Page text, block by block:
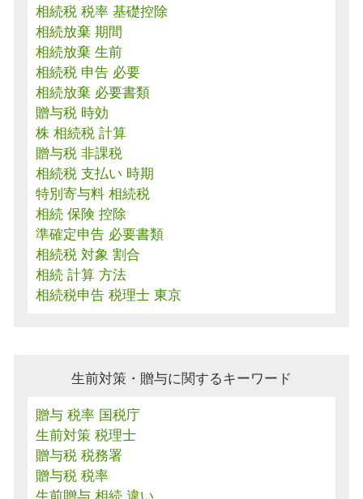
相続税 税率 基礎控除
相続放棄 期間
相続放棄 生前
相続税 申告 必要
相続放棄 必要書類
贈与税 時効
株 相続税 計算
贈与税 非課税
相続税 支払い 時期
特別寄与料 相続税
相続 保険 控除
準確定申告 必要書類
相続税 対象 割合
相続 計算 方法
相続税申告 税理士 東京
生前対策・贈与に関するキーワード
贈与 税率 国税庁
生前対策 税理士
贈与税 税務署
贈与税 税率